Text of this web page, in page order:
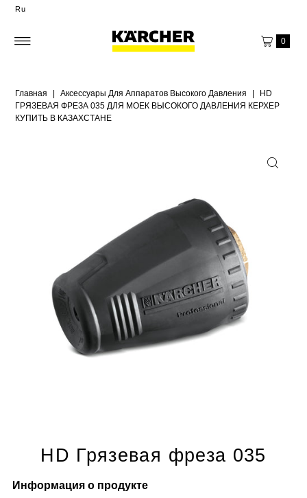
Ru
0
Главная | Аксессуары Для Аппаратов Высокого Давления |
HD
ГРЯЗЕВАЯ ФРЕЗА 035 ДЛЯ МОЕК ВЫСОКОГО ДАВЛЕНИЯ КЕРХЕР
КУПИТЬ В КАЗАХСТАНЕ
HD Грязевая фреза 035
Информация о продукте